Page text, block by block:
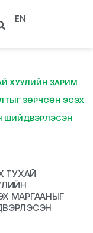
EN
ХУУЛИЙН ЗАРИМ
ЗӨРЧСӨН ЭСЭХ
ШИЙДВЭРЛЭСЭН
ТУХАЙ
МАРГААНЫГ